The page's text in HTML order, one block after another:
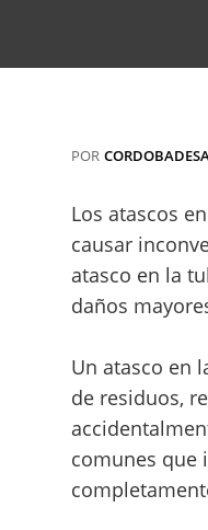
POR
Los atascos
causar
atasco en la
daños
Un atasco en
de residuos,
comunes que